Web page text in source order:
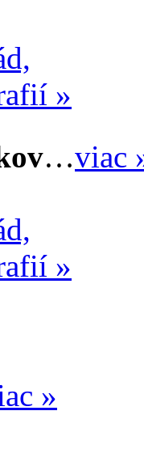
»
…viac
»
»